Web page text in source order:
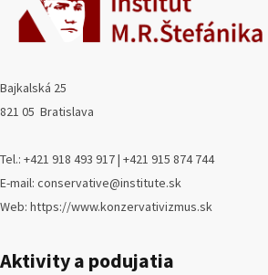
Bajkalská 25
821 05 Bratislava
Tel.: +421 918 493 917 | +421 915 874 744
E-mail: conservative@institute.sk
Web: https://www.konzervativizmus.sk
Aktivity a podujatia